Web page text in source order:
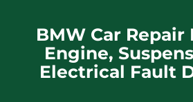
BMW Car
Engine,
Electrical Fault